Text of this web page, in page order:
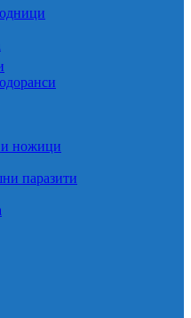
ножици
паразити